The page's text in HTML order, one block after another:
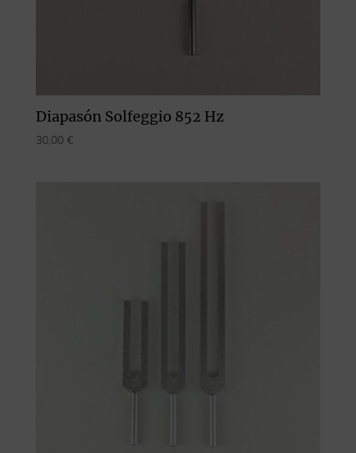
Diapasón Solfeggio 852 Hz
30,00 €